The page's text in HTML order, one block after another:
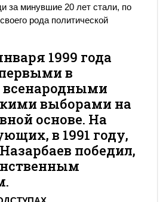
за минувшие 20 лет стали, по
рода политической
1999 года
в
всенародными
выборами на
основе. На
в 1991 году,
победил,